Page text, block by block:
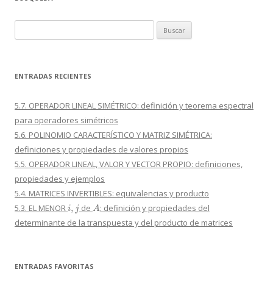
ENTRADAS RECIENTES
5.7. OPERADOR LINEAL SIMÉTRICO: definición y teorema espectral
para operadores simétricos
5.6. POLINOMIO CARACTERÍSTICO Y MATRIZ SIMÉTRICA:
definiciones y propiedades de valores propios
5.5. OPERADOR LINEAL, VALOR Y VECTOR PROPIO: definiciones,
propiedades y ejemplos
5.4. MATRICES INVERTIBLES: equivalencias y producto
5.3. EL MENORi,j de A: definición y propiedades del
determinante de la transpuesta y del producto de matrices
ENTRADAS FAVORITAS